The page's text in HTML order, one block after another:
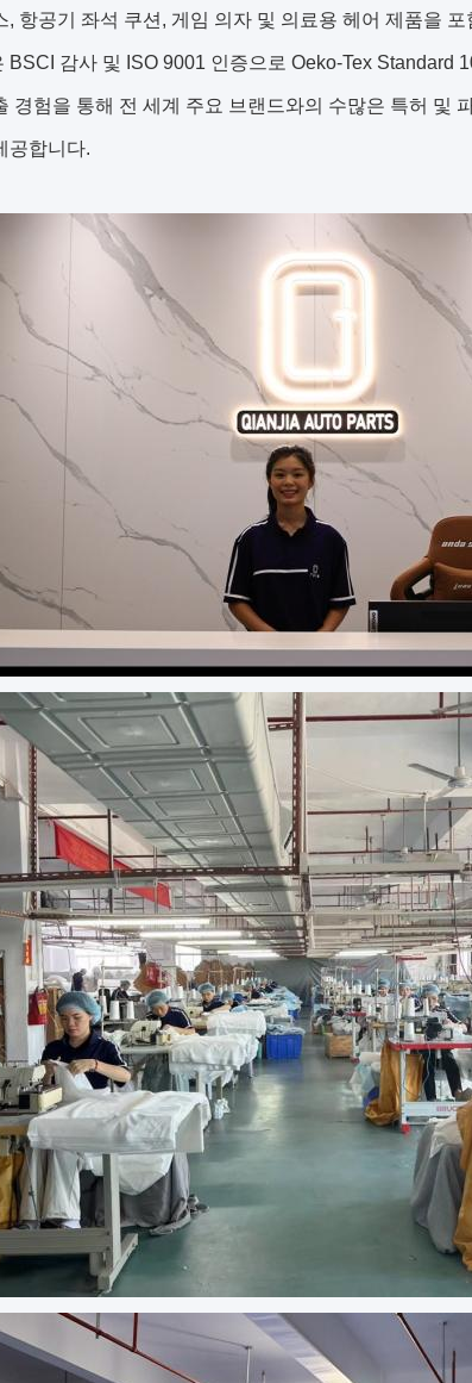
, 항공기 좌석 쿠션, 게임 의자 및 의료용 헤어 제품을
BSCI 감사 및 ISO 9001 인증으로 Oeko-Tex Standard
경험을 통해 전 세계 주요 브랜드와의 수많은 특허 및
공합니다.